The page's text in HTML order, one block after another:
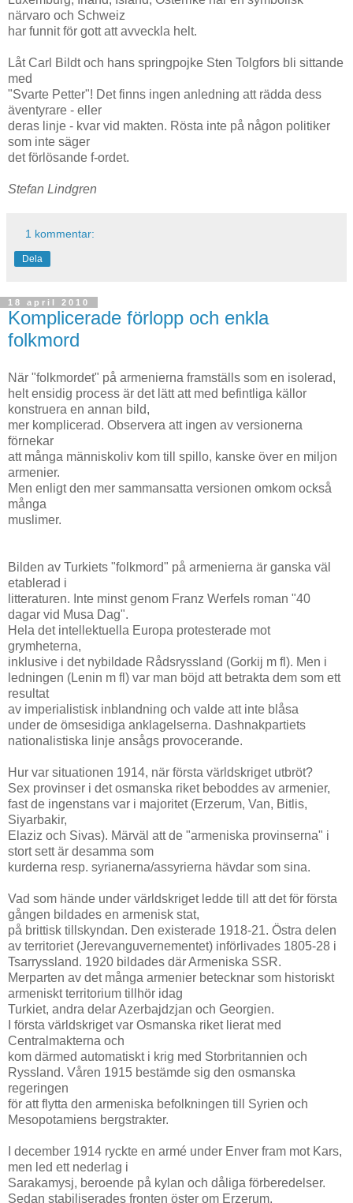
närvaro och Schweiz
har funnit för gott att avveckla helt.
Låt Carl Bildt och hans springpojke Sten Tolgfors bli sittande
med
"Svarte Petter"! Det finns ingen anledning att rädda dess
äventyrare - eller
deras linje - kvar vid makten. Rösta inte på någon politiker
som inte säger
det förlösande f-ordet.
Stefan Lindgren
1 kommentar:
Dela
18 april 2010
Komplicerade förlopp och enkla
folkmord
När "folkmordet" på armenierna framställs som en isolerad,
helt ensidig process är det lätt att med befintliga källor
konstruera en annan bild,
mer komplicerad. Observera att ingen av versionerna
förnekar
att många människoliv kom till spillo, kanske över en miljon
armenier.
Men enligt den mer sammansatta versionen omkom också
många
muslimer.
Bilden av Turkiets "folkmord" på armenierna är ganska väl
etablerad i
litteraturen. Inte minst genom Franz Werfels roman "40
dagar vid Musa Dag".
Hela det intellektuella Europa protesterade mot
grymheterna,
inklusive i det nybildade Rådsryssland (Gorkij m fl). Men i
ledningen (Lenin m fl) var man böjd att betrakta dem som ett
resultat
av imperialistisk inblandning och valde att inte blåsa
under de ömsesidiga anklagelserna. Dashnakpartiets
nationalistiska linje ansågs provocerande.
Hur var situationen 1914, när första världskriget utbröt?
Sex provinser i det osmanska riket beboddes av armenier,
fast de ingenstans var i majoritet (Erzerum, Van, Bitlis,
Siyarbakir,
Elaziz och Sivas). Märväl att de "armeniska provinserna" i
stort sett är desamma som
kurderna resp. syrianerna/assyrierna hävdar som sina.
Vad som hände under världskriget ledde till att det för första
gången bildades en armenisk stat,
på brittisk tillskyndan. Den existerade 1918-21. Östra delen
av territoriet (Jerevanguvernementet) införlivades 1805-28 i
Tsarryssland. 1920 bildades där Armeniska SSR.
Merparten av det många armenier betecknar som historiskt
armeniskt territorium tillhör idag
Turkiet, andra delar Azerbajdzjan och Georgien.
I första världskriget var Osmanska riket lierat med
Centralmakterna och
kom därmed automatiskt i krig med Storbritannien och
Ryssland. Våren 1915 bestämde sig den osmanska
regeringen
för att flytta den armeniska befolkningen till Syrien och
Mesopotamiens bergstrakter.
I december 1914 ryckte en armé under Enver fram mot Kars,
men led ett nederlag i
Sarakamysj, beroende på kylan och dåliga förberedelser.
Sedan stabiliserades fronten öster om Erzerum.